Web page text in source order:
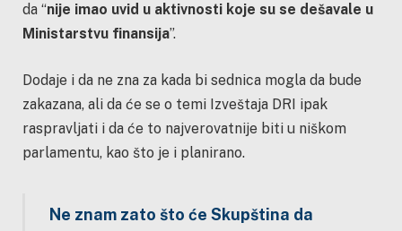
da “nije imao uvid u aktivnosti koje su se dešavale u
Ministarstvu finansija”.
Dodaje i da ne zna za kada bi sednica mogla da bude
zakazana, ali da će se o temi Izveštaja DRI ipak
raspravljati i da će to najverovatnije biti u niškom
parlamentu, kao što je i planirano.
Ne znam zato što će Skupština da